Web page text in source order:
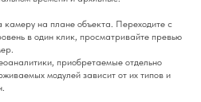
на плане объекта. Переходите с
в один клик, просматривайте превью
приобретаемые отдельно
модулей зависит от их типов и